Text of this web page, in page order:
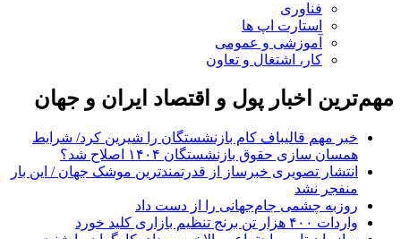
فناوری
استارت اپ ها
آموزشی و عمومی
کار، اشتغال و تعاون
مهم‌ترین اخبار پول و اقتصاد ایران و جهان
خبر مهم قالیباف کام بازنشستگان را شیرین کرد/ شرایط
همسان سازی حقوق بازنشستگان ۱۴۰۴ اصلاح شد؟
انتشار تصویری خبرساز از قدرتمندترین موشک جهان / این بار
منفجر نشد
روزبه چشمی جام‌جهانی را از دست داد
واردات ۴۰۰ هزار تن برنج تنظیم بازاری کلید خورد